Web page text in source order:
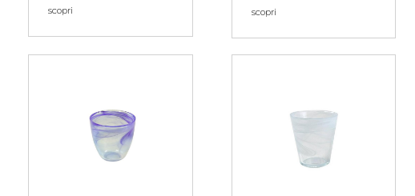
scopri
scopri